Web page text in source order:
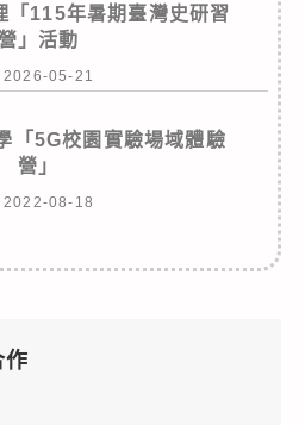
「115年暑期臺灣史研習
」活動
2026-05-21
「5G校園實驗場域體驗
營」
2022-08-18
作